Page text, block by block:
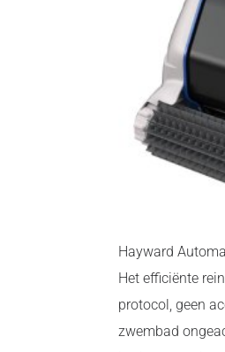
Hayward
Het efficiënte
protocol, geen
zwembad